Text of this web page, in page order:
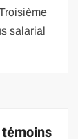
salarial